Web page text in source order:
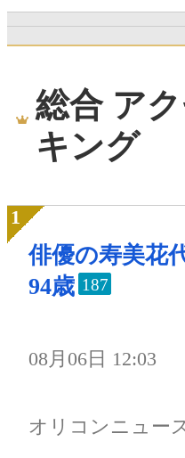
総合 ア
キング
俳優の寿美花
94歳 187
08月06日 12:03
オリコンニュー